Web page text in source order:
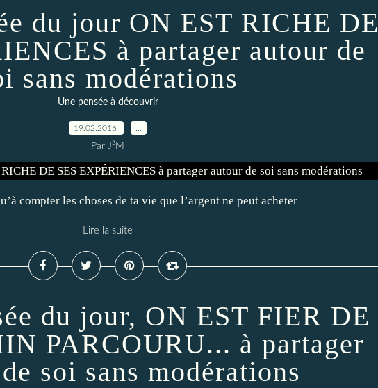
du jour ON EST RICHE DE
à partager autour de
sans modérations
Une pensée à découvrir
19.02.2016
Par J²M
compter les choses de ta vie que l’argent ne peut acheter
Lire la suite
du jour, ON EST FIER DE
PARCOURU... à partager
soi sans modérations